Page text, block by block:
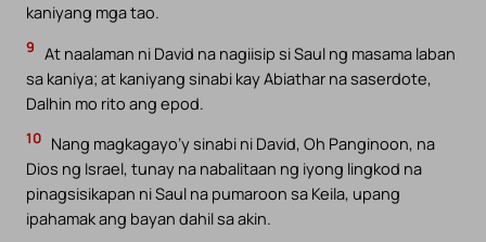
kaniyang mga tao.
9 At naalaman ni David na nagiisip si Saul ng masama laban
sa kaniya; at kaniyang sinabi kay Abiathar na saserdote,
Dalhin mo rito ang epod.
10 Nang magkagayo’y sinabi ni David, Oh Panginoon, na
Dios ng Israel, tunay na nabalitaan ng iyong lingkod na
pinagsisikapan ni Saul na pumaroon sa Keila, upang
ipahamak ang bayan dahil sa akin.